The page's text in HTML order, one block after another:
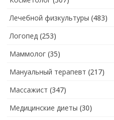
Лечебной физкультуры (483)
Логопед (253)
Маммолог (35)
Мануальный терапевт (217)
Массажист (347)
Медицинские диеты (30)